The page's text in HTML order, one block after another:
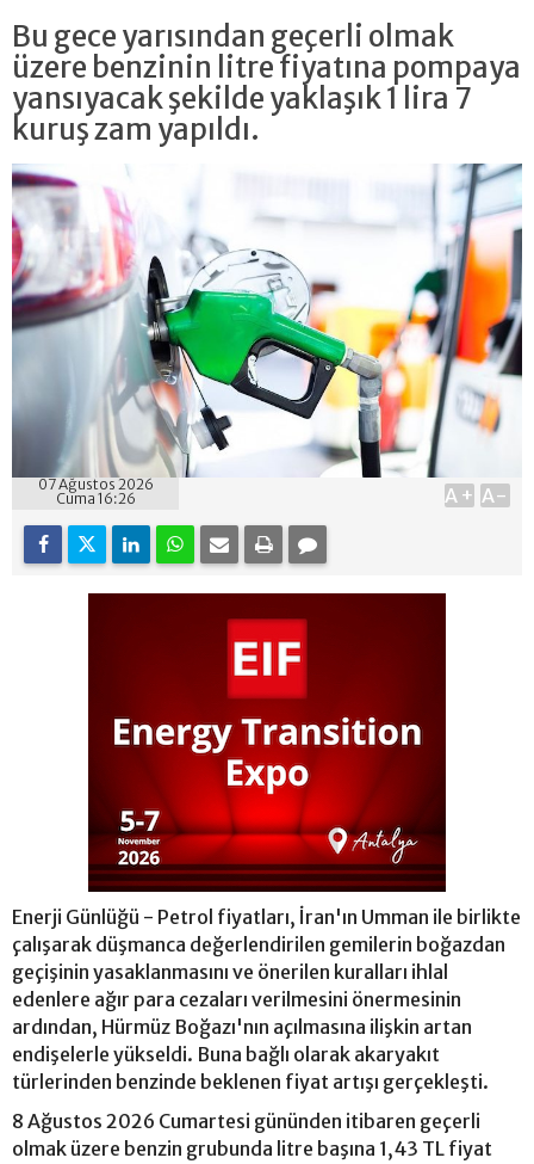
Bu gece yarısından geçerli olmak
üzere benzinin litre fiyatına pompaya
yansıyacak şekilde yaklaşık 1 lira 7
kuruş zam yapıldı.
07 Ağustos 2026
Cuma 16:26
A+ A-
Enerji Günlüğü - Petrol fiyatları, İran'ın Umman ile birlikte
çalışarak düşmanca değerlendirilen gemilerin boğazdan
geçişinin yasaklanmasını ve önerilen kuralları ihlal
edenlere ağır para cezaları verilmesini önermesinin
ardından, Hürmüz Boğazı'nın açılmasına ilişkin artan
endişelerle yükseldi. Buna bağlı olarak akaryakıt
türlerinden benzinde beklenen fiyat artışı gerçekleşti.
8 Ağustos 2026 Cumartesi gününden itibaren geçerli
olmak üzere benzin grubunda litre başına 1,43 TL fiyat